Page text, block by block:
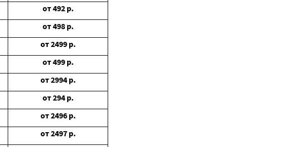
от492 р.
от498 р.
от2499 р.
от499 р.
от2994 р.
от294 р.
от2496 р.
от2497 р.